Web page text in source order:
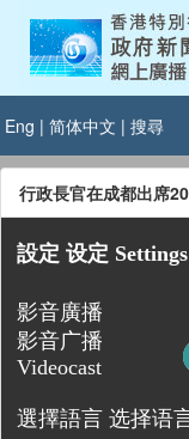
Eng | 简体中文 | 搜尋
行政長官在成都出席